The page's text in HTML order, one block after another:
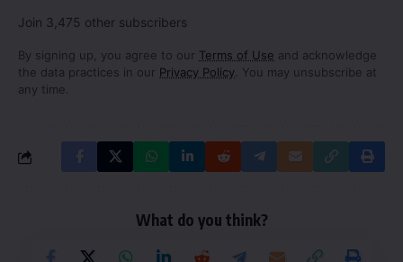
Join 3,475 other subscribers
By signing up, you agree to our Terms of Use and acknowledge
the data practices in our Privacy Policy . You may unsubscribe at
any time.
What do you think?